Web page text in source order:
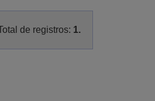
de registros: 1.